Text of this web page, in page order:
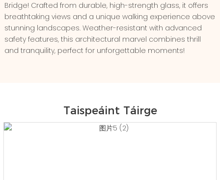
Bridge! Crafted from durable, high-strength glass, it offers
breathtaking views and a unique walking experience above
stunning landscapes. Weather-resistant with advanced
safety features, this architectural marvel combines thrill
and tranquility, perfect for unforgettable moments!
Taispeáint Táirge